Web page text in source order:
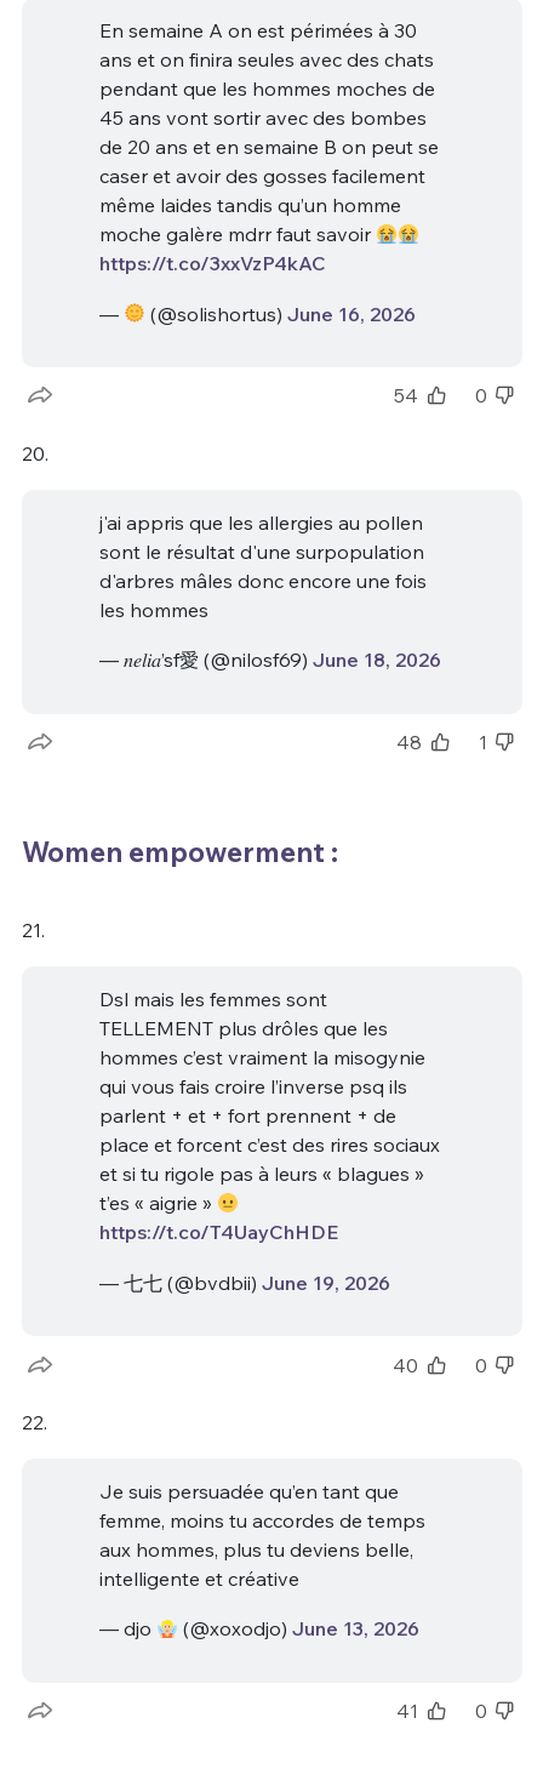
En semaine A on est périmées à 30
ans et on finira seules avec des chats
pendant que les hommes moches de
45 ans vont sortir avec des bombes
de 20 ans et en semaine B on peut se
caser et avoir des gosses facilement
même laides tandis qu’un homme
moche galère mdrr faut savoir
https://t.co/3xxVzP4kAC
— (@solishortus) June 16, 2026
54 0
20.
j'ai appris que les allergies au pollen
sont le résultat d'une surpopulation
d'arbres mâles donc encore une fois
les hommes
— 𝑛𝑒𝑙𝑖𝑎’sf愛 (@nilosf69) June 18, 2026
48 1
Women empowerment :
21.
Dsl mais les femmes sont
TELLEMENT plus drôles que les
hommes c’est vraiment la misogynie
qui vous fais croire l’inverse psq ils
parlent + et + fort prennent + de
place et forcent c’est des rires sociaux
et si tu rigole pas à leurs « blagues »
t’es « aigrie »
https://t.co/T4UayChHDE
— 七七 (@bvdbii) June 19, 2026
40 0
22.
Je suis persuadée qu’en tant que
femme, moins tu accordes de temps
aux hommes, plus tu deviens belle,
intelligente et créative
— djo (@xoxodjo) June 13, 2026
41 0